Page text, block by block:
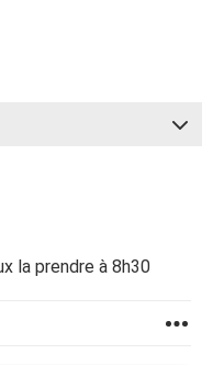
la prendre à 8h30